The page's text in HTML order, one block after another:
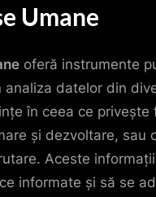
Umane
oferă instrumente
analiza datelor din
în ceea ce privește
și dezvoltare, sau
Aceste
informate și să se